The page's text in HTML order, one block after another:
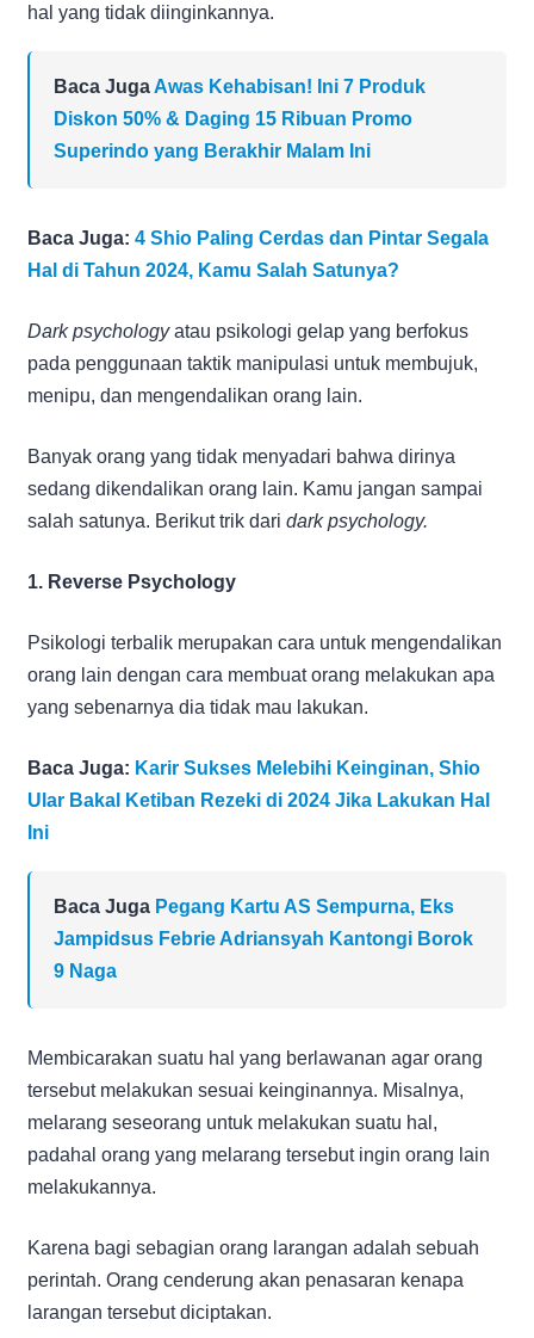
hal yang tidak diinginkannya.
Baca JugaAwas Kehabisan! Ini 7 Produk
Diskon 50% & Daging 15 Ribuan Promo
Superindo yang Berakhir Malam Ini
Baca Juga: 4 Shio Paling Cerdas dan Pintar Segala
Hal di Tahun 2024, Kamu Salah Satunya?
Dark psychologyatau psikologi gelap yang berfokus
pada penggunaan taktik manipulasi untuk membujuk,
menipu, dan mengendalikan orang lain.
Banyak orang yang tidak menyadari bahwa dirinya
sedang dikendalikan orang lain. Kamu jangan sampai
salah satunya. Berikut trik dari dark psychology.
1. Reverse Psychology
Psikologi terbalik merupakan cara untuk mengendalikan
orang lain dengan cara membuat orang melakukan apa
yang sebenarnya dia tidak mau lakukan.
Baca Juga: Karir Sukses Melebihi Keinginan, Shio
Ular Bakal Ketiban Rezeki di 2024 Jika Lakukan Hal
Ini
Baca Juga Pegang Kartu AS Sempurna, Eks
Jampidsus Febrie Adriansyah Kantongi Borok
9 Naga
Membicarakan suatu hal yang berlawanan agar orang
tersebut melakukan sesuai keinginannya. Misalnya,
melarang seseorang untuk melakukan suatu hal,
padahal orang yang melarang tersebut ingin orang lain
melakukannya.
Karena bagi sebagian orang larangan adalah sebuah
perintah. Orang cenderung akan penasaran kenapa
larangan tersebut diciptakan.